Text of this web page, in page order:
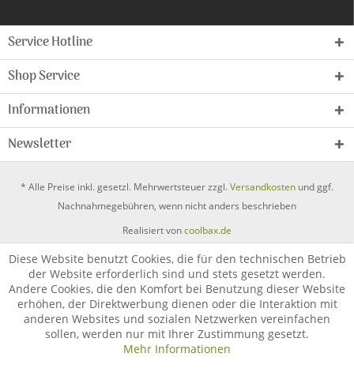
Service Hotline
Shop Service
Informationen
Newsletter
* Alle Preise inkl. gesetzl. Mehrwertsteuer zzgl.Versandkosten und ggf.
Nachnahmegebühren, wenn nicht anders beschrieben
Realisiert voncoolbax.de
Diese Website benutzt Cookies, die für den technischen Betrieb
der Website erforderlich sind und stets gesetzt werden.
Andere Cookies, die den Komfort bei Benutzung dieser Website
erhöhen, der Direktwerbung dienen oder die Interaktion mit
anderen Websites und sozialen Netzwerken vereinfachen
sollen, werden nur mit Ihrer Zustimmung gesetzt.
Mehr Informationen